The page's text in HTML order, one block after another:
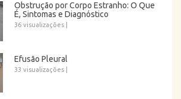
Obstrução por Corpo Estranho: O Que
É, Sintomas e Diagnóstico
36 visualizações
Efusão Pleural
33 visualizações